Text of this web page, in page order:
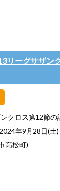
リーグサザン
クロス第12節の
年9月28日(土
高松町)